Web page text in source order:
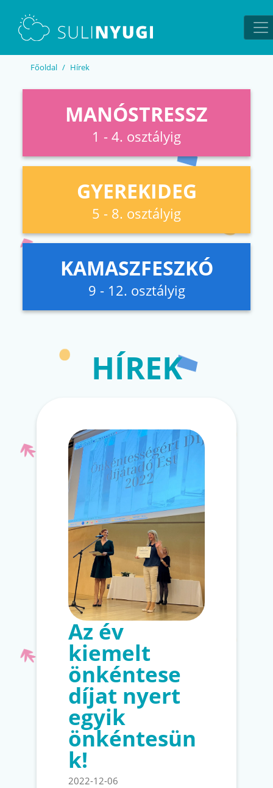
Főoldal Hírek
MANÓSTRESSZ
1 - 4. osztályig
GYEREKIDEG
5 - 8. osztályig
KAMASZFESZKÓ
9 - 12. osztályig
HÍREK
Az év
kiemelt
önkéntese
díjat nyert
egyik
önkéntesün
k!
2022-12-06